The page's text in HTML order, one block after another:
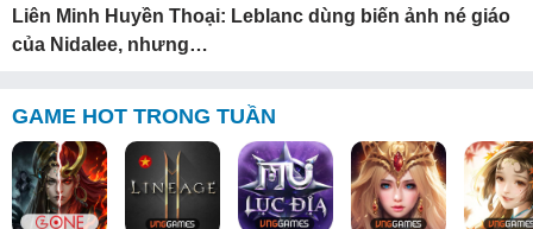
Liên Minh Huyền Thoại: Leblanc dùng biến ảnh né giáo
của Nidalee, nhưng…
GAME HOT TRONG TUẦN